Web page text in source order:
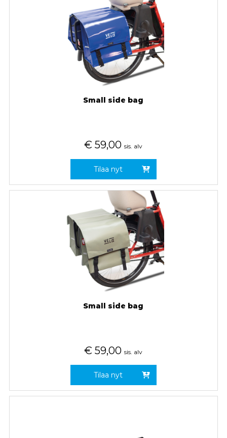
Small side bag
€ 59,00 sis. alv
Tilaa nyt
Small side bag
€ 59,00 sis. alv
Tilaa nyt